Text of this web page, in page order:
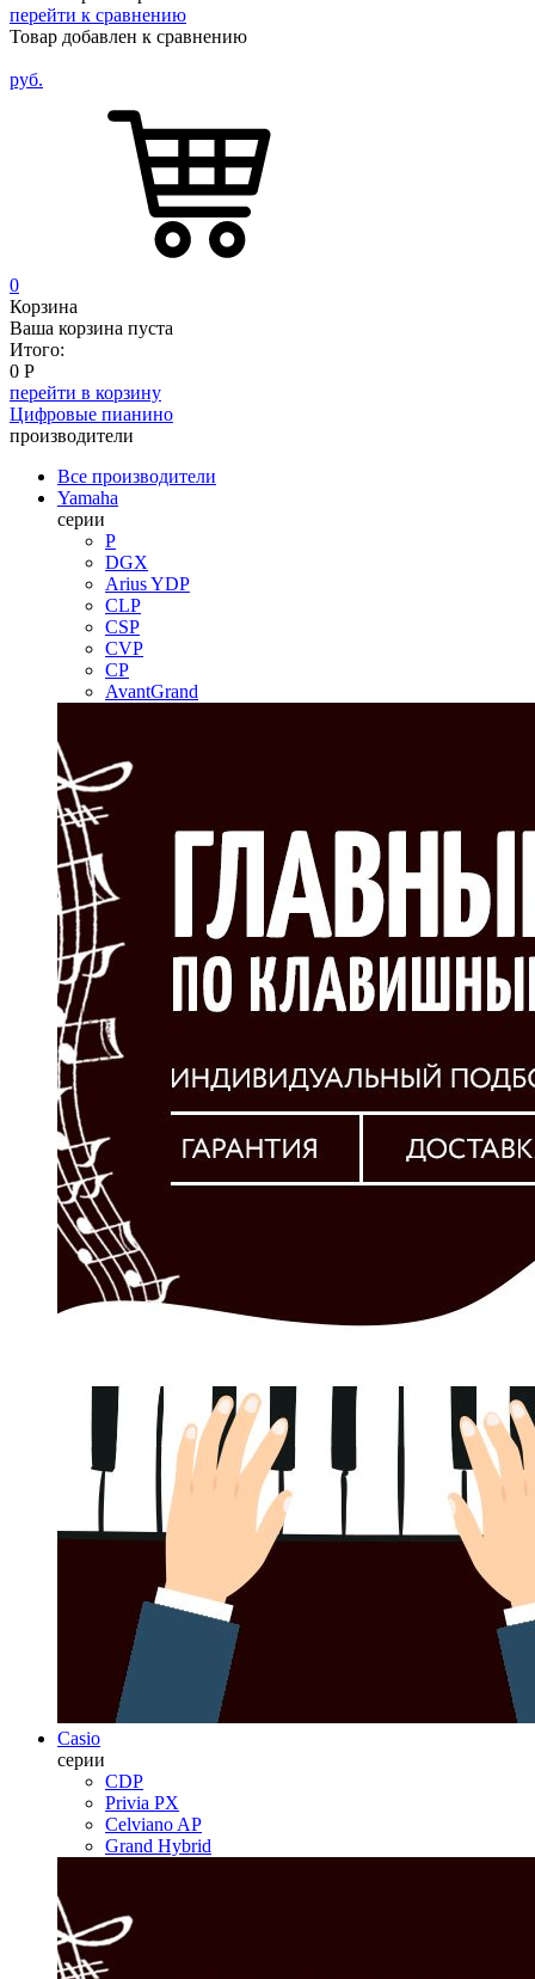
перейти к сравнению
Товар добавлен к сравнению
руб.
0
Корзина
Ваша корзина пуста
Итого:
0 Р
перейти в корзину
Цифровые пианино
производители
Все производители
Yamaha
серии
P
DGX
Arius YDP
CLP
CSP
CVP
CP
AvantGrand
Casio
серии
CDP
Privia PX
Celviano AP
Grand Hybrid